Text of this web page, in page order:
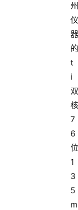
州
仪
器
的
t
i
双
核
7
6
位
1
3
5
m